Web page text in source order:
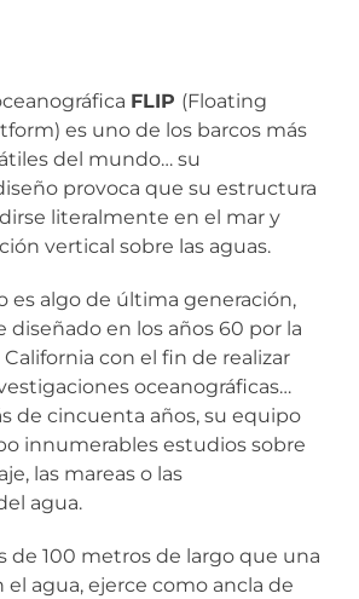
FLIP (Floating
es uno de los barcos más
del mundo… su
provoca que su estructura
literalmente en el mar y
vertical sobre las aguas.
es algo de última generación,
diseñado en los años 60 por la
con el fin de realizar
oceanográficas…
de cincuenta años, su equipo
innumerables estudios sobre
las mareas o las
agua.
de 100 metros de largo que una
agua, ejerce como ancla de